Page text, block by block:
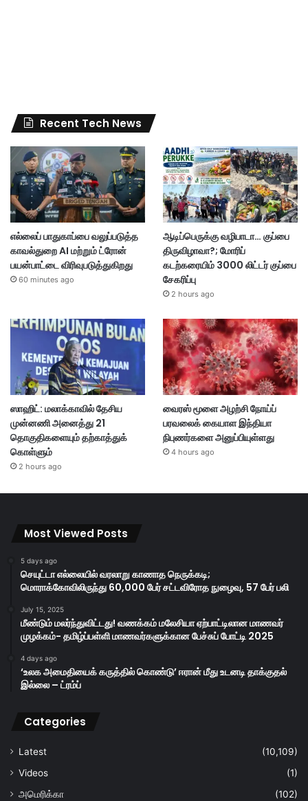
Recent Tech News
எல்லைப் பாதுகாப்பை வலுப்படுத்த
காவல்துறை AI மற்றும் ட்ரோன்
பயன்பாட்டை விரிவுபடுத்துகிறது
60 minutes ago
ஆடிப்பெருக்கு வழிபாடா… குப்பை
திருவிழாவா?; மோரிப்
கடற்கரையிம் 3000 லிட்டர் குப்பை
சேகரிப்பு
2 hours ago
ஸாஹிட்: மலாக்காவில் தேசிய
முன்னணி அனைத்து 21
தொகுதிகளையும் தற்காத்துக்
கொள்ளும்
2 hours ago
வைரஸ் மூளை அழற்சி நோய்ப்
பரவலைக் கையாள இந்தியா
நிபுணர்களை அனுப்பியுள்ளது
4 hours ago
Most Viewed Posts
5 days ago
செயுட்டா எல்லையில் வரலாறு காணாத நெருக்கடி;
மொராக்கோவிலிருந்து 60,000 பேர் சட்டவிரோத நுழைவு, 57 பேர் பலி
July 15, 2025
மீண்டும் மலர்ந்துவிட்டது! வணக்கம் மலேசியா ஏற்பாட்டிலான மாணவர்
முழக்கம்- தமிழ்ப்பள்ளி மாணவர்களுக்கான பேச்சுப் போட்டி 2025
4 days ago
‘உலக அமைதியைக் கருத்தில் கொண்டு’ ஈரான் மீது உடனடி தாக்குதல்
இல்லை – ட்ரம்ப்
Categories
Latest
(10,109)
Videos
(1)
அமெரிக்கா
(102)